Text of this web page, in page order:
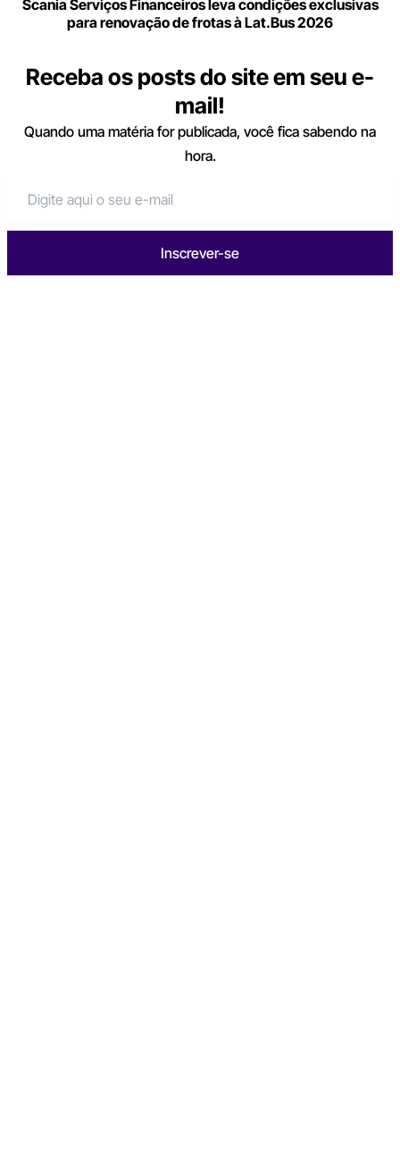
Scania Serviços Financeiros leva condições exclusivas
para renovação de frotas à Lat.Bus 2026
Receba os posts do site em seu e-
mail!
Quando uma matéria for publicada, você fica sabendo na
hora.
Inscrever-se